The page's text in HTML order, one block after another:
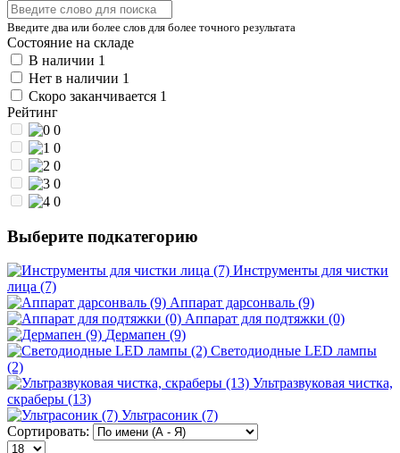
Введите два или более слов для более точного результата
Состояние на складе
В наличии 1
Нет в наличии 1
Скоро заканчивается 1
Рейтинг
0
0
0
0
0
Выберите подкатегорию
Инструменты для чистки
лица (7)
Аппарат дарсонваль (9)
Аппарат для подтяжки (0)
Дермапен (9)
Светодиодные LED лампы
(2)
Ультразвуковая чистка,
скраберы (13)
Ультрасоник (7)
Сортировать: